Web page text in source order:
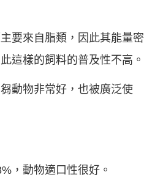
要來自脂類，因此其能量密
這樣的飼料的普及性不高。
動物非常好，也被廣泛使
，動物適口性很好。